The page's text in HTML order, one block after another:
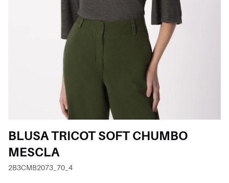
BLUSA TRICOT SOFT CHUMBO
MESCLA
2B3CMB2073_70_4